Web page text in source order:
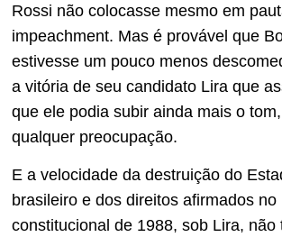
Rossi não colocasse mesmo em
impeachment. Mas é provável que
estivesse um pouco menos
a vitória de seu candidato Lira que
que ele podia subir ainda mais o
qualquer preocupação.
E a velocidade da destruição do
brasileiro e dos direitos afirmados no
constitucional de 1988, sob Lira, não